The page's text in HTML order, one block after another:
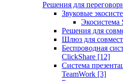
Решения для
Звуковые
Экосистема
Решения для
Шлюз для
Беспроводная
ClickShare [12]
Система
TeamWork [3]